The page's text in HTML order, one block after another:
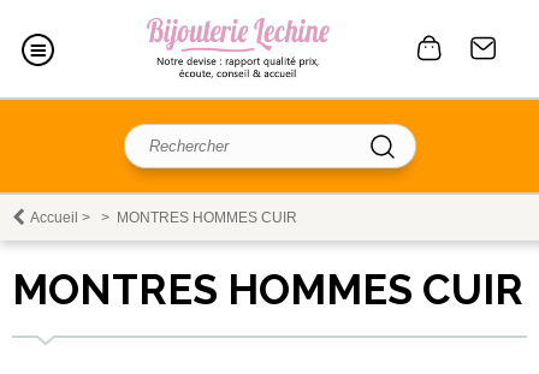
Accueil > > MONTRES HOMMES CUIR
MONTRES HOMMES CUIR